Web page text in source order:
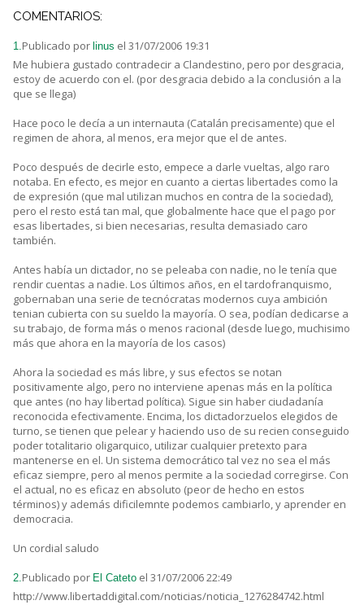
COMENTARIOS:
1.Publicado por linus el 31/07/2006 19:31
Me hubiera gustado contradecir a Clandestino, pero por desgracia,
estoy de acuerdo con el. (por desgracia debido a la conclusión a la
que se llega)
Hace poco le decía a un internauta (Catalán precisamente) que el
regimen de ahora, al menos, era mejor que el de antes.
Poco después de decirle esto, empece a darle vueltas, algo raro
notaba. En efecto, es mejor en cuanto a ciertas libertades como la
de expresión (que mal utilizan muchos en contra de la sociedad),
pero el resto está tan mal, que globalmente hace que el pago por
esas libertades, si bien necesarias, resulta demasiado caro
también.
Antes había un dictador, no se peleaba con nadie, no le tenía que
rendir cuentas a nadie. Los últimos años, en el tardofranquismo,
gobernaban una serie de tecnócratas modernos cuya ambición
tenian cubierta con su sueldo la mayoría. O sea, podían dedicarse a
su trabajo, de forma más o menos racional (desde luego, muchisimo
más que ahora en la mayoría de los casos)
Ahora la sociedad es más libre, y sus efectos se notan
positivamente algo, pero no interviene apenas más en la política
que antes (no hay libertad política). Sigue sin haber ciudadanía
reconocida efectivamente. Encima, los dictadorzuelos elegidos de
turno, se tienen que pelear y haciendo uso de su recien conseguido
poder totalitario oligarquico, utilizar cualquier pretexto para
mantenerse en el. Un sistema democrático tal vez no sea el más
eficaz siempre, pero al menos permite a la sociedad corregirse. Con
el actual, no es eficaz en absoluto (peor de hecho en estos
términos) y además dificilemnte podemos cambiarlo, y aprender en
democracia.
Un cordial saludo
2.Publicado por El Cateto el 31/07/2006 22:49
http://www.libertaddigital.com/noticias/noticia_1276284742.html